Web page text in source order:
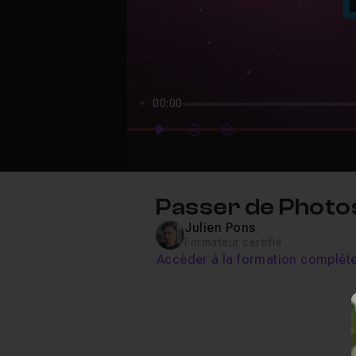
00:00
PlayForwardForward
Passer de
Julien Pons
Accéder à la formation